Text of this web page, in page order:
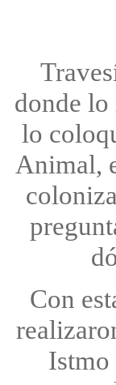
donde
lo
Animal,
Con
Istmo